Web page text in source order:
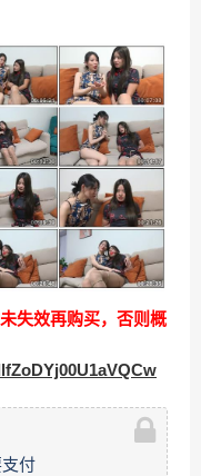
失效再购买，否则概
付